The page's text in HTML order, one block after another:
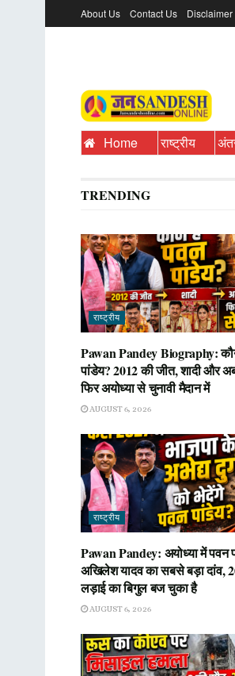
About Us Contact Us Disclaimer
Home राष्ट्रीय
TRENDING
राष्ट्रीय
Pawan Pandey Biography:
पांडेय? 2012 की जीत, शादी और
फिर अयोध्या से चुनावी मैदान में
AUGUST 6, 2026
राष्ट्रीय
Pawan Pandey: अयोध्या में पवन
अखिलेश यादव का सबसे बड़ा दांव,
लड़ाई का बिगुल बज चुका है
AUGUST 6, 2026